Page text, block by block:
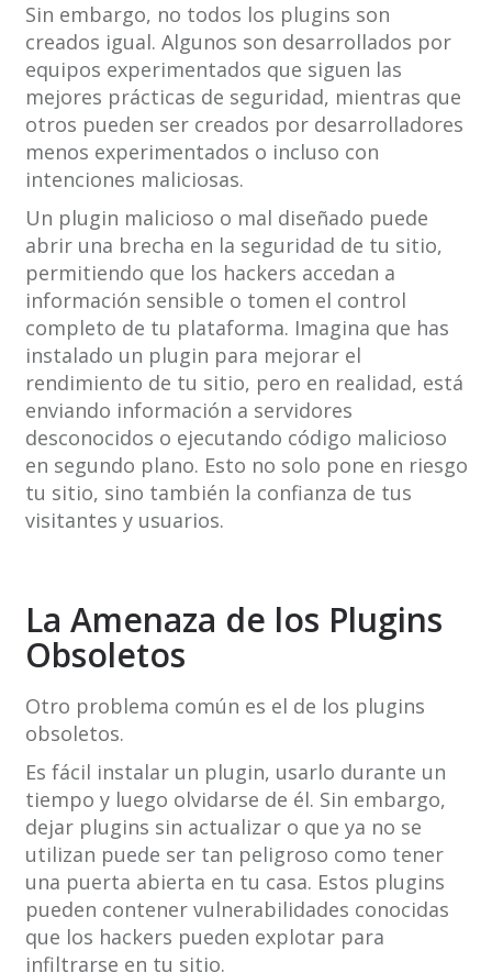
Sin embargo, no todos los plugins son
creados igual. Algunos son desarrollados por
equipos experimentados que siguen las
mejores prácticas de seguridad, mientras que
otros pueden ser creados por desarrolladores
menos experimentados o incluso con
intenciones maliciosas.
Un plugin malicioso o mal diseñado puede
abrir una brecha en la seguridad de tu sitio,
permitiendo que los hackers accedan a
información sensible o tomen el control
completo de tu plataforma. Imagina que has
instalado un plugin para mejorar el
rendimiento de tu sitio, pero en realidad, está
enviando información a servidores
desconocidos o ejecutando código malicioso
en segundo plano. Esto no solo pone en riesgo
tu sitio, sino también la confianza de tus
visitantes y usuarios.
La Amenaza de los Plugins
Obsoletos
Otro problema común es el de los plugins
obsoletos.
Es fácil instalar un plugin, usarlo durante un
tiempo y luego olvidarse de él. Sin embargo,
dejar plugins sin actualizar o que ya no se
utilizan puede ser tan peligroso como tener
una puerta abierta en tu casa. Estos plugins
pueden contener vulnerabilidades conocidas
que los hackers pueden explotar para
infiltrarse en tu sitio.